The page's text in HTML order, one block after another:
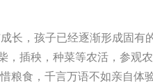
长，孩子已经逐渐形成固有
，插秧，种菜等农活，参观
粮食，千言万语不如亲自体